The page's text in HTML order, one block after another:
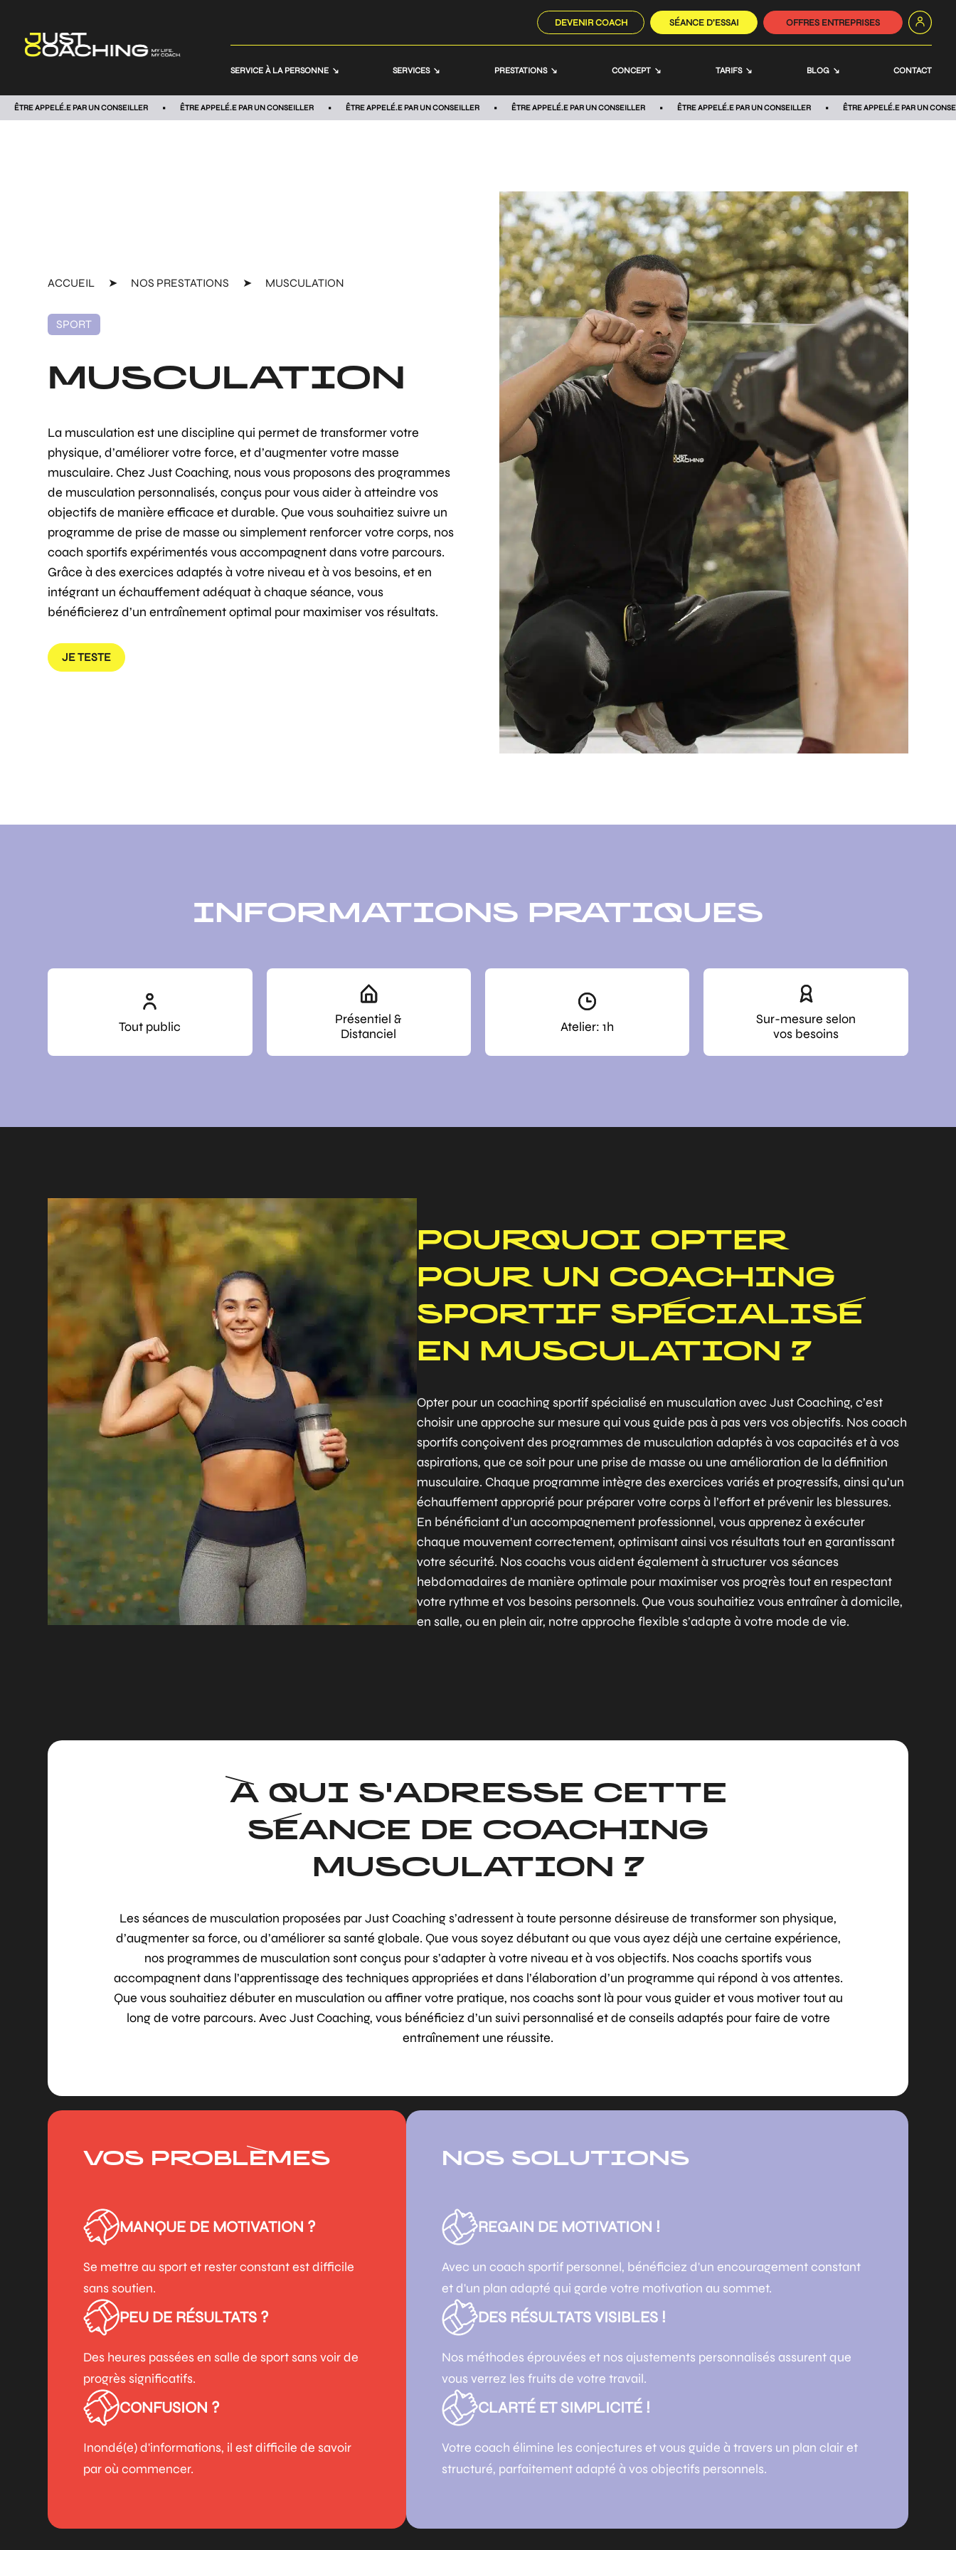
DEVENIR COACH SÉANCE D’ESSAI OFFRES ENTREPRISES
SERVICE À LA PERSONNE SERVICES PRESTATIONS CONCEPT TARIFS BLOG CONTACT
ÊTRE APPELÉ.E PAR UN CONSEILLER ÊTRE APPELÉ.E PAR UN CONSEILLER ÊTRE APPELÉ.E PAR UN CONSEILLER ÊTRE APPELÉ.E PAR UN CONSEILLER ÊTRE APPELÉ.E PAR UN CONSEILLER ÊTRE APPELÉ.E PAR UN
ACCUEIL ➤ NOS PRESTATIONS ➤ MUSCULATION
SPORT
MUSCULATION
La musculation est une discipline qui permet de transformer votre
physique, d’améliorer votre force, et d’augmenter votre masse
musculaire. Chez Just Coaching, nous vous proposons des programmes
de musculation personnalisés, conçus pour vous aider à atteindre vos
objectifs de manière efficace et durable. Que vous souhaitiez suivre un
programme de prise de masse ou simplement renforcer votre corps, nos
coach sportifs expérimentés vous accompagnent dans votre parcours.
Grâce à des exercices adaptés à votre niveau et à vos besoins, et en
intégrant un échauffement adéquat à chaque séance, vous
bénéficierez d’un entraînement optimal pour maximiser vos résultats.
JE TESTE
INFORMATIONS PRATIQUES
Tout public
Présentiel &
Distanciel
Atelier: 1h
Sur-mesure selon
vos besoins
POURQUOI OPTER
POUR UN COACHING
SPORTIF SPÉCIALISÉ
EN MUSCULATION ?
Opter pour un coaching sportif spécialisé en musculation avec Just Coaching, c’est
choisir une approche sur mesure qui vous guide pas à pas vers vos objectifs. Nos coach
sportifs conçoivent des programmes de musculation adaptés à vos capacités et à vos
aspirations, que ce soit pour une prise de masse ou une amélioration de la définition
musculaire. Chaque programme intègre des exercices variés et progressifs, ainsi qu’un
échauffement approprié pour préparer votre corps à l’effort et prévenir les blessures.
En bénéficiant d’un accompagnement professionnel, vous apprenez à exécuter
chaque mouvement correctement, optimisant ainsi vos résultats tout en garantissant
votre sécurité. Nos coachs vous aident également à structurer vos séances
hebdomadaires de manière optimale pour maximiser vos progrès tout en respectant
votre rythme et vos besoins personnels. Que vous souhaitiez vous entraîner à domicile,
en salle, ou en plein air, notre approche flexible s’adapte à votre mode de vie.
À QUI S'ADRESSE CETTE
SÉANCE DE COACHING
MUSCULATION ?
Les séances de musculation proposées par Just Coaching s’adressent à toute personne désireuse de transformer son physique,
d’augmenter sa force, ou d’améliorer sa santé globale. Que vous soyez débutant ou que vous ayez déjà une certaine expérience,
nos programmes de musculation sont conçus pour s’adapter à votre niveau et à vos objectifs. Nos coachs sportifs vous
accompagnent dans l’apprentissage des techniques appropriées et dans l’élaboration d’un programme qui répond à vos attentes.
Que vous souhaitiez débuter en musculation ou affiner votre pratique, nos coachs sont là pour vous guider et vous motiver tout au
long de votre parcours. Avec Just Coaching, vous bénéficiez d’un suivi personnalisé et de conseils adaptés pour faire de votre
entraînement une réussite.
VOS PROBLÈMES
MANQUE DE MOTIVATION ?
Se mettre au sport et rester constant est difficile
sans soutien.
PEU DE RÉSULTATS ?
Des heures passées en salle de sport sans voir de
progrès significatifs.
CONFUSION ?
Inondé(e) d'informations, il est difficile de savoir
par où commencer.
NOS SOLUTIONS
REGAIN DE MOTIVATION !
Avec un coach sportif personnel, bénéficiez d'un encouragement constant
et d'un plan adapté qui garde votre motivation au sommet.
DES RÉSULTATS VISIBLES !
Nos méthodes éprouvées et nos ajustements personnalisés assurent que
vous verrez les fruits de votre travail.
CLARTÉ ET SIMPLICITÉ !
Votre coach élimine les conjectures et vous guide à travers un plan clair et
structuré, parfaitement adapté à vos objectifs personnels.